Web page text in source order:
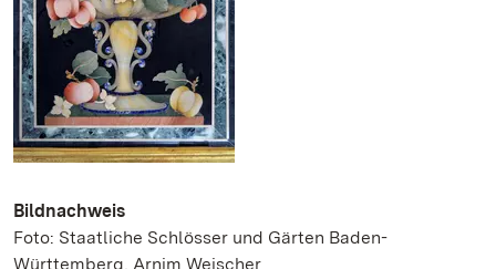
Bildnachweis
Foto: Staatliche Schlösser und Gärten Baden-
Württemberg, Arnim Weischer